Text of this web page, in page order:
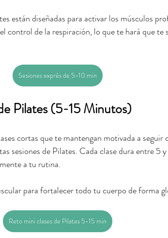
están diseñadas para activar los músculos
control de la respiración, lo que te hará que te
Sesiones exprés de 5-10 min
Pilates (5-15 Minutos)
cortas que te mantengan motivada a
sesiones de Pilates. Cada clase dura entre 5
a tu rutina.
para fortalecer todo tu cuerpo de forma
Reto mini clases de Pilates 5-15 min